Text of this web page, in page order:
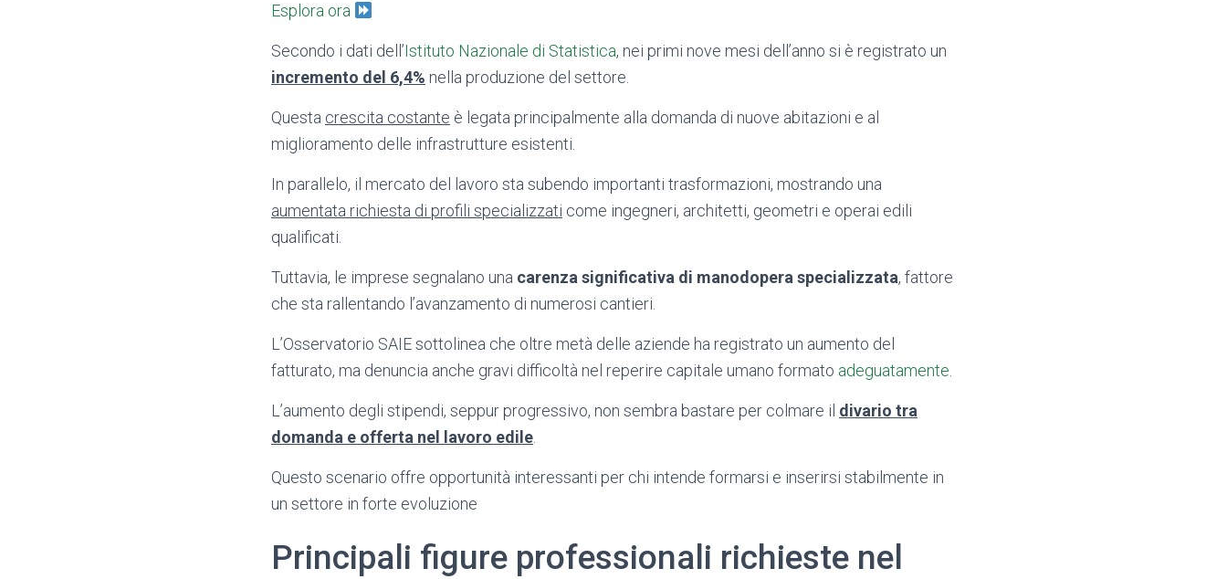
Esplora ora
Secondo i dati dell’Istituto Nazionale di Statistica, nei primi nove mesi dell’anno si è registrato un
incremento del 6,4% nella produzione del settore.
Questa crescita costante è legata principalmente alla domanda di nuove abitazioni e al
miglioramento delle infrastrutture esistenti.
In parallelo, il mercato del lavoro sta subendo importanti trasformazioni, mostrando una
aumentata richiesta di profili specializzati come ingegneri, architetti, geometri e operai edili
qualificati.
Tuttavia, le imprese segnalano una carenza significativa di manodopera specializzata, fattore
che sta rallentando l’avanzamento di numerosi cantieri.
L’Osservatorio SAIE sottolinea che oltre metà delle aziende ha registrato un aumento del
fatturato, ma denuncia anche gravi difficoltà nel reperire capitale umano formato adeguatamente
L’aumento degli stipendi, seppur progressivo, non sembra bastare per colmare il divario tra
domanda e offerta nel lavoro edile
Questo scenario offre opportunità interessanti per chi intende formarsi e inserirsi stabilmente in
un settore in forte evoluzione
Principali figure professionali richieste nel